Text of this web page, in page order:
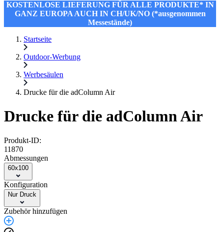
KOSTENLOSE LIEFERUNG FÜR ALLE PRODUKTE* IN
GANZ EUROPA AUCH IN CH/UK/NO (*ausgenommen
Messestände)
Startseite
Outdoor-Werbung
Werbesäulen
Drucke für die adColumn Air
Drucke für die adColumn Air
Produkt-ID:
11870
Abmessungen
60x100
Konfiguration
Nur Druck
Zubehör hinzufügen